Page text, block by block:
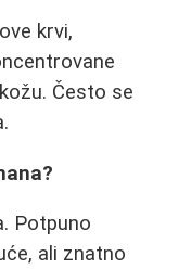
krvi,
Često se
Potpuno
ali znatno